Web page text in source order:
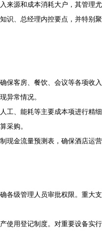
来源和成本消耗大户，其管理尤
识、总经理内控要点，并特别聚
保客房、餐饮、会议等各项收入
异常情况。
工、能耗等主要成本项进行精细
采购。
现金流量预测表，确保酒店运营
各级管理人员审批权限。重大支
使用登记制度。对重要设备实行